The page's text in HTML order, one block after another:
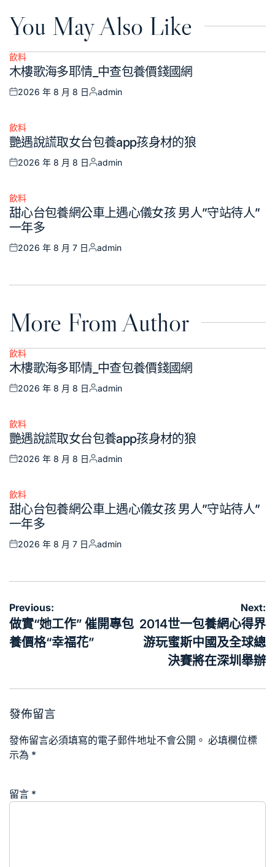
You May Also Like
Posted
in
飲料
木樓歌海多耶情_中查包養價錢國網
Posted
2026 年 8 月 8 日
Posted
admin
Posted
in
飲料
艷遇說謊取女台包養app孩身材的狼
Posted
2026 年 8 月 8 日
Posted
admin
Posted
in
飲料
甜心台包養網公車上遇心儀女孩 男人”守站待人”
一年多
Posted
2026 年 8 月 7 日
Posted
admin
More From Author
Posted
in
飲料
木樓歌海多耶情_中查包養價錢國網
Posted
2026 年 8 月 8 日
Posted
admin
Posted
in
飲料
艷遇說謊取女台包養app孩身材的狼
Posted
2026 年 8 月 8 日
Posted
admin
Posted
in
飲料
甜心台包養網公車上遇心儀女孩 男人”守站待人”
一年多
Posted
2026 年 8 月 7 日
Posted
admin
文
章
導
Previous:
做實“她工作” 催開專包
養價格“幸福花”
Next:
2014世一包養網心得界
游玩蜜斯中國及全球總
決賽將在深圳舉辦
發佈留言
發佈留言必須填寫的電子郵件地址不會公開。 必填欄位標
示為 *
留言 *